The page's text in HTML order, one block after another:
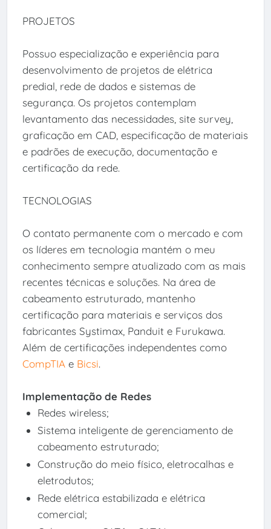
PROJETOS
Possuo especialização e experiência para
desenvolvimento de projetos de elétrica
predial, rede de dados e sistemas de
segurança. Os projetos contemplam
levantamento das necessidades, site survey,
graficação em CAD, especificação de materiais
e padrões de execução, documentação e
certificação da rede.
TECNOLOGIAS
O contato permanente com o mercado e com
os líderes em tecnologia mantém o meu
conhecimento sempre atualizado com as mais
recentes técnicas e soluções. Na área de
cabeamento estruturado, mantenho
certificação para materiais e serviços dos
fabricantes Systimax, Panduit e Furukawa.
Além de certificações independentes como
CompTIAe Bicsi.
Implementação de Redes
Redes wireless;
Sistema inteligente de gerenciamento de
cabeamento estruturado;
Construção do meio físico, eletrocalhas e
eletrodutos;
Rede elétrica estabilizada e elétrica
comercial;